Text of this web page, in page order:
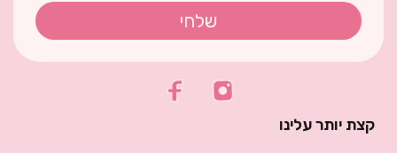
שלחי
קצת יותר עלינו